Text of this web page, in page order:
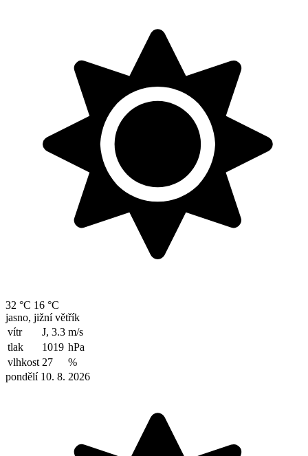
32 °C 16 °C
jasno, jižní větřík
vítr
J, 3.3 m/s
tlak
1019 hPa
vlhkost 27
%
pondělí 10. 8. 2026